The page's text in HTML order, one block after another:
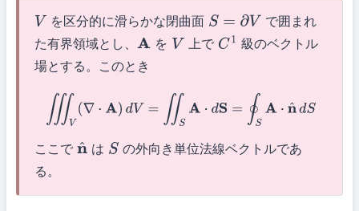
V を区分的に滑らかな閉曲面 S=∂V
で囲まれ
た有界領域とし、A を V 上で C1 級のベクトル
場とする。このとき
∭V (∇⋅A)dV= ∬ S ⋅d =∮S A⋅n dS
ここでn^は Sの外向き単位法線ベクトルであ
る。